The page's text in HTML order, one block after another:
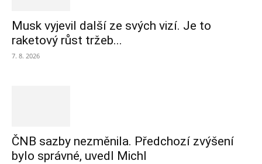
Musk vyjevil další ze svých vizí. Je to
raketový růst tržeb...
7. 8. 2026
ČNB sazby nezměnila. Předchozí zvýšení
bylo správné, uvedl Michl